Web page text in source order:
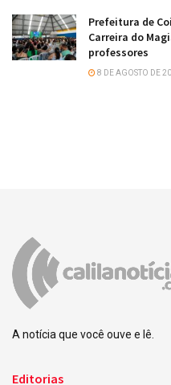
Prefeitura de
Carreira do
professores
8 DE AGOSTO DE
A notícia que você ouve e lê.
Editorias